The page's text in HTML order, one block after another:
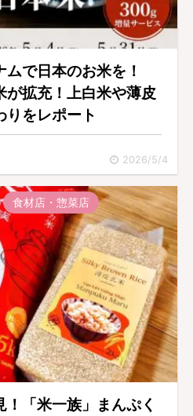
ムで日本のお米を！
が拡充！上白米や薄皮
りをレポート
2026/5/4
食材店・惣菜店
「米一族」まんぷく